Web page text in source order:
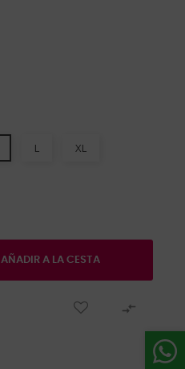
L XL
AÑADIR A LA CESTA
